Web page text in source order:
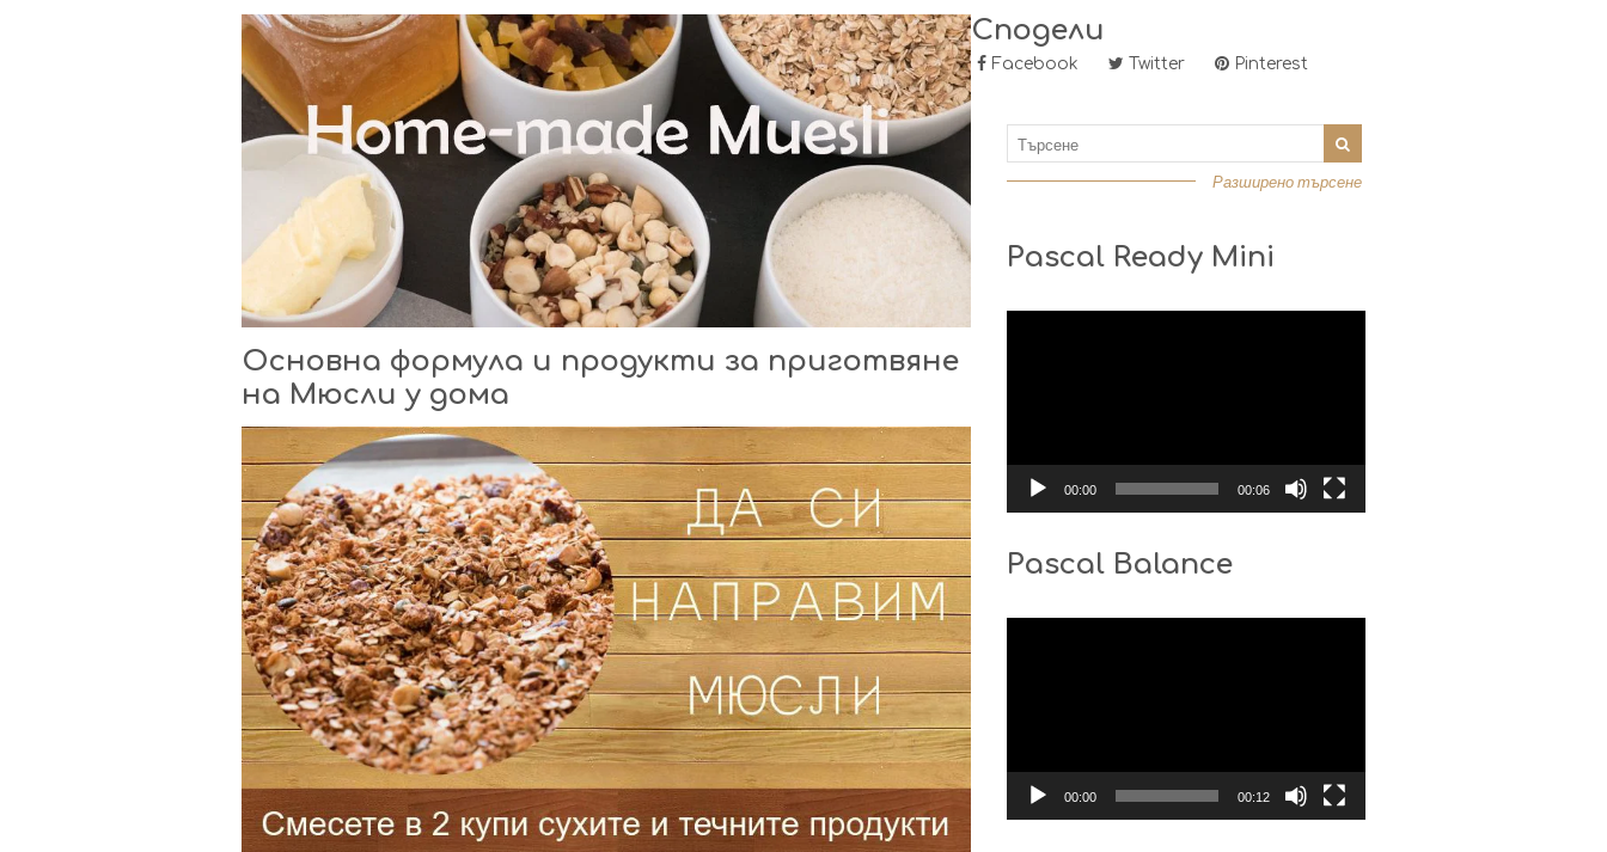
Основна формула и продукти за приготвяне
на Мюсли у дома
Сподели
Facebook Twitter Pinterest
Разширено търсене
Pascal Ready Mini
00:00 00:06
Pascal Balance
00:00 00:12